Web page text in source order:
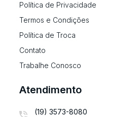
Política de Privacidade
Termos e Condições
Política de Troca
Contato
Trabalhe Conosco
Atendimento
(19) 3573-8080